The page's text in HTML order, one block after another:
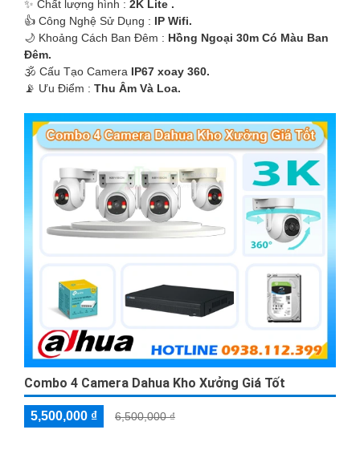
✨ Chất lượng hình : 2K Lite .
👍 Công Nghệ Sử Dụng : IP Wifi.
🌙 Khoảng Cách Ban Đêm : Hồng Ngoại 30m Có Màu Ban
Ðêm.
🕉️ Cấu Tạo Camera IP67 xoay 360.
️📡 Ưu Điểm : Thu Âm Và Loa.
Combo 4 Camera Dahua Kho Xưởng Giá Tốt
5,500,000 ₫ 6,500,000 ₫